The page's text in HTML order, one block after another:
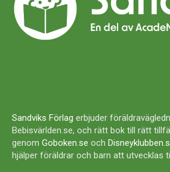
Sandviks Förlag erbjuder
Bebisvärlden.se, och rätt bok till rätt
genom Goboken.se och
hjälper föräldrar och barn att utvecklas